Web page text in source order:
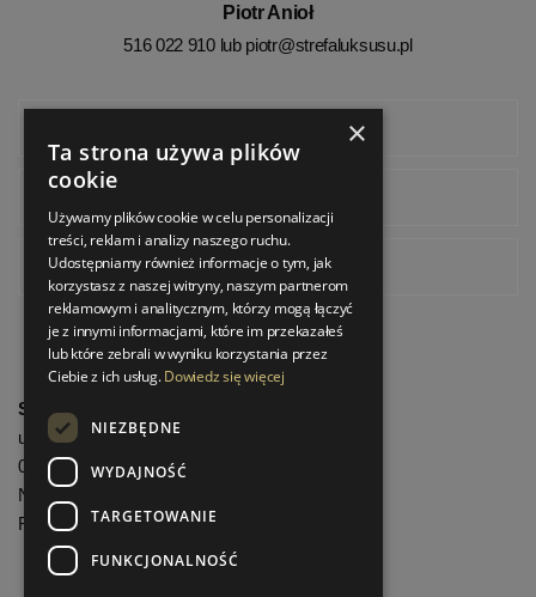
Piotr Anioł
516 022 910 lub piotr@strefaluksusu.pl
Pinterest
StrefaLuksusu.pl
ul. Bartycka 24/26 Pawilon 227
00-716 Warszawa
NIP: 8251972213
REGON: 06035139
×
Ta strona używa plików
cookie
Używamy plików cookie w celu personalizacji
treści, reklam i analizy naszego ruchu.
Udostępniamy również informacje o tym, jak
korzystasz z naszej witryny, naszym partnerom
reklamowym i analitycznym, którzy mogą łączyć
je z innymi informacjami, które im przekazałeś
lub które zebrali w wyniku korzystania przez
Ciebie z ich usług.Dowiedz się więcej
NIEZBĘDNE
WYDAJNOŚĆ
TARGETOWANIE
FUNKCJONALNOŚĆ